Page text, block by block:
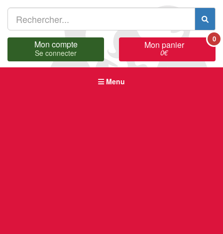
Mon compte
Se connecter
Mon panier
0€
0
Menu